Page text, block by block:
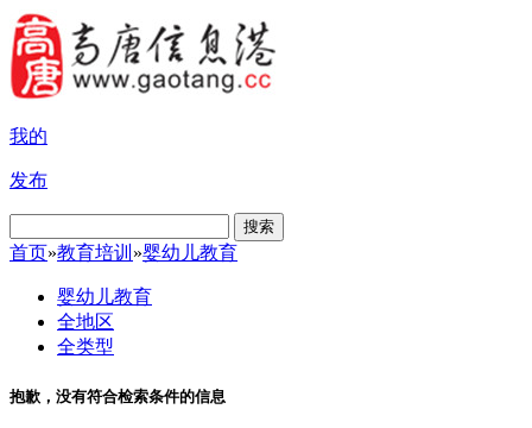
我的
发布
搜索
首页»教育培训 »婴幼儿教育
婴幼儿教育
全地区
全类型
抱歉，没有符合检索条件的信息